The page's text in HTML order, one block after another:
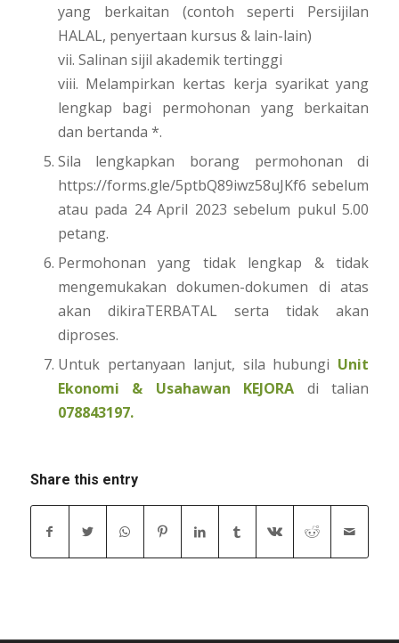
yang berkaitan (contoh seperti Persijilan
HALAL, penyertaan kursus & lain-lain)
vii. Salinan sijil akademik tertinggi
viii. Melampirkan kertas kerja syarikat yang
lengkap bagi permohonan yang berkaitan
dan bertanda *.
Sila lengkapkan borang permohonan di
https://forms.gle/5ptbQ89iwz58uJKf6 sebelum
atau pada 24 April 2023 sebelum pukul 5.00
petang.
Permohonan yang tidak lengkap & tidak
mengemukakan dokumen-dokumen di atas
akan dikiraTERBATAL serta tidak akan
diproses.
Untuk pertanyaan lanjut, sila hubungi Unit
Ekonomi & Usahawan KEJORA di talian
078843197.
Share this entry